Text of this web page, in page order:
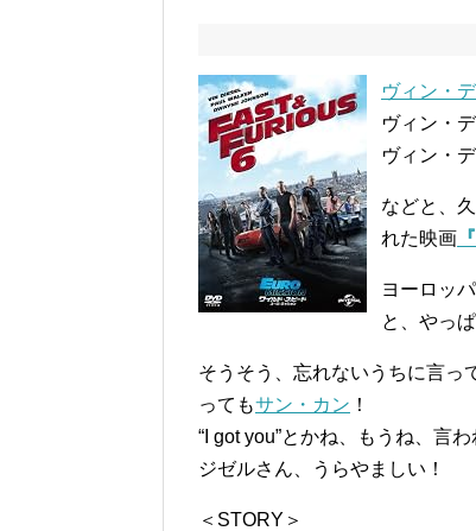
ヴィン・
ヴィン・
ヴィン・
などと、
れた映画
ヨーロッ
と、やっ
そうそう、忘れないうちに言っ
ってもサン・カン ！
“I got you”とかね、もうね、言わ
ジゼルさん、うらやましい！
＜STORY＞